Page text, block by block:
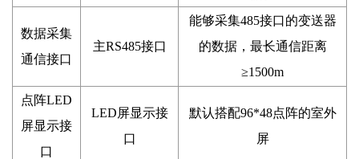
数据采集
通信接口
主RS485接口
能够采集485接口的变送器
的数据，最长通信距离
≥1500m
点阵LED
屏显示接
口
LED屏显示接
口
默认搭配96*48点阵的室外
屏